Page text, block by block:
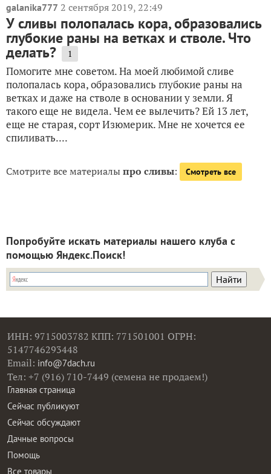
galanika777 2 сентября 2019, 22:49
У сливы полопалась кора, образовались
глубокие раны на ветках и стволе. Что
делать? 1
Помогите мне советом. На моей любимой сливе
полопалась кора, образовались глубокие раны на
ветках и даже на стволе в основании у земли. Я
такого еще не видела. Чем ее вылечить? Ей 13 лет,
еще не старая, сорт Изюмерик. Мне не хочется ее
спиливать....
Смотрите все материалыпро сливы: Смотреть все
Попробуйте искать материалы нашего клуба с
помощью Яндекс.Поиск!
ИНН: 9715003782 КПП: 771501001 ОГРН:
5147746293448
Email: info@7dach.ru
Тел: +7 (916) 710-7449 (семена не продаем!)
Главная страница
Сейчас публикуют
Сейчас обсуждают
Дачные вопросы
Помощь
Все товары